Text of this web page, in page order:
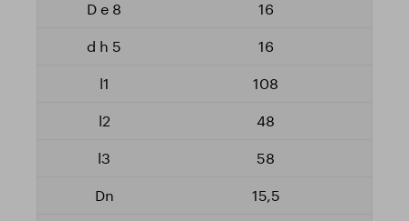
16
16
108
48
58
15,5